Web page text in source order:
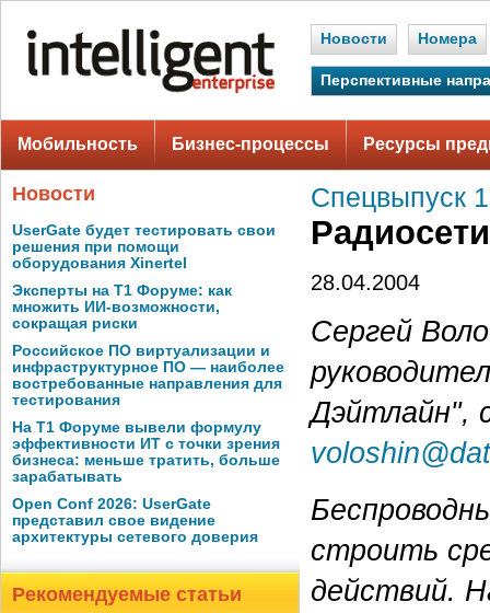
Новости Номера
Перспективные
Мобильность Бизнес-процессы Ресурсы
Новости
UserGate будет тестировать свои
решения при помощи
оборудования Xinertel
Эксперты на Т1 Форуме: как
множить ИИ-возможности,
сокращая риски
Российское ПО виртуализации и
инфраструктурное ПО — наиболее
востребованные направления для
тестирования
На Т1 Форуме вывели формулу
эффективности ИТ с точки зрения
бизнеса: меньше тратить, больше
зарабатывать
Open Conf 2026: UserGate
представил свое видение
архитектуры сетевого доверия
Рекомендуемые статьи
Спецвыпуск
28.04.2004
Сергей
Дэйтлайн",
строить
действий.